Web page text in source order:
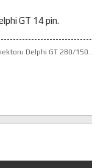
GT 14 pin.
Delphi GT 280/150..